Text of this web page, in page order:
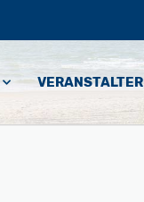
VERANSTALTER